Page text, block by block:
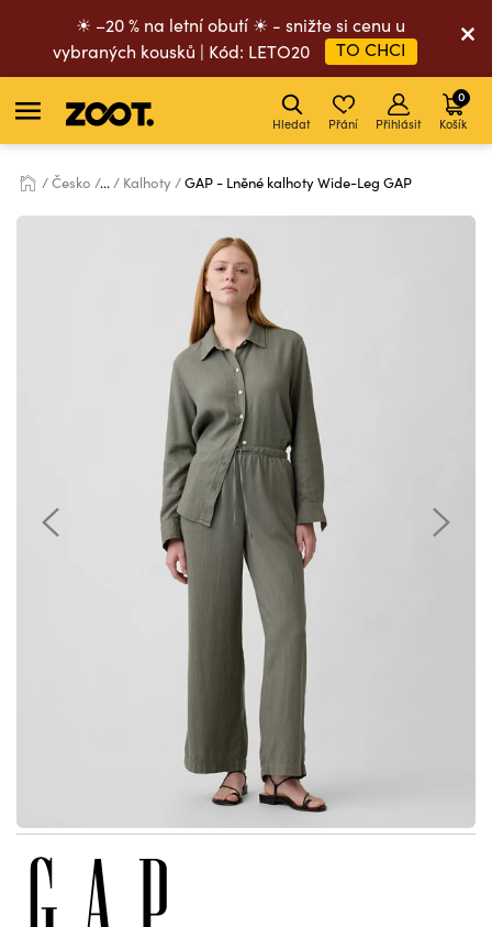
☀ –20 % na letní obutí ☀ - snižte si cenu u
vybraných kousků | Kód: LETO20
TO CHCI
Hledat Přání Přihlásit Košík
0
Česko ... Kalhoty GAP - Lněné kalhoty Wide-Leg GAP